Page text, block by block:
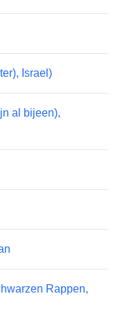
Israel)
al bijeen),
Rappen,